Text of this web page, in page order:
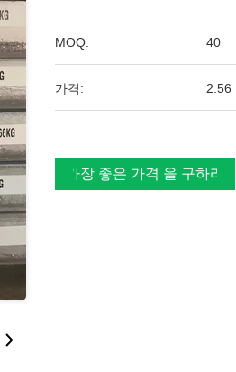
MOQ: 40
가격: 2.56
가장 좋은 가격 을 구하라